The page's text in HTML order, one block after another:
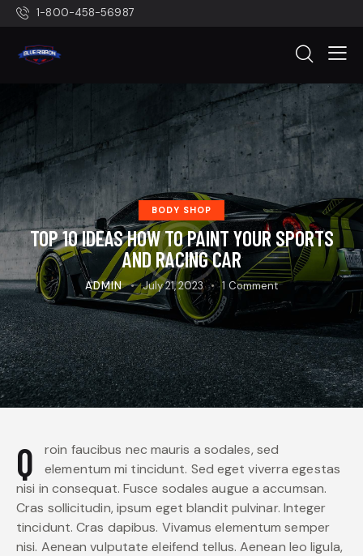
1-800-458-56987
BODY SHOP
TOP 10 IDEAS HOW TO PAINT YOUR SPORTS
AND RACING CAR
ADMIN July 21, 2023 1 Comment
Q
roin faucibus nec mauris a sodales, sed
elementum mi tincidunt. Sed eget viverra egestas
nisi in consequat. Fusce sodales augue a accumsan.
Cras sollicitudin, ipsum eget blandit pulvinar. Integer
tincidunt. Cras dapibus. Vivamus elementum semper
nisi. Aenean vulputate eleifend tellus. Aenean leo ligula,